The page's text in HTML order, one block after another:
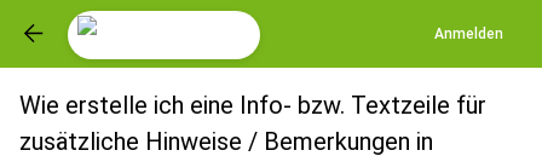
Anmelden
Wie erstelle ich eine Info- bzw. Textzeile für
zusätzliche Hinweise / Bemerkungen in